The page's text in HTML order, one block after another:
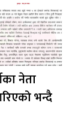
नेता
भन्दै